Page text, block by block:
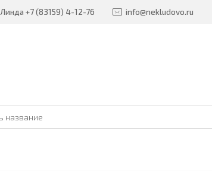
Линда +7 (83159) 4-12-76 info@nekludovo.ru